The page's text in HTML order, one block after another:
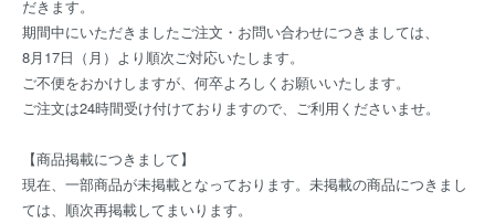
だきます。
期間中にいただきましたご注文・お問い合わせにつきましては、
8月17日（月）より順次ご対応いたします。
ご不便をおかけしますが、何卒よろしくお願いいたします。
ご注文は24時間受け付けておりますので、ご利用くださいませ。
【商品掲載につきまして】
現在、一部商品が未掲載となっております。未掲載の商品につきまし
ては、順次再掲載してまいります。